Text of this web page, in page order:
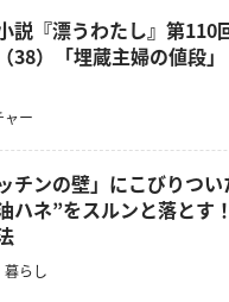
説『漂うわたし』第
38）「埋蔵主婦の値段」
ャー
ッチンの壁」にこびりつ
ハネ”をスルンと落とす
暮らし